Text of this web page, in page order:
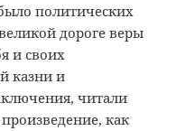
политических
дороге веры
и своих
казни и
читали
как